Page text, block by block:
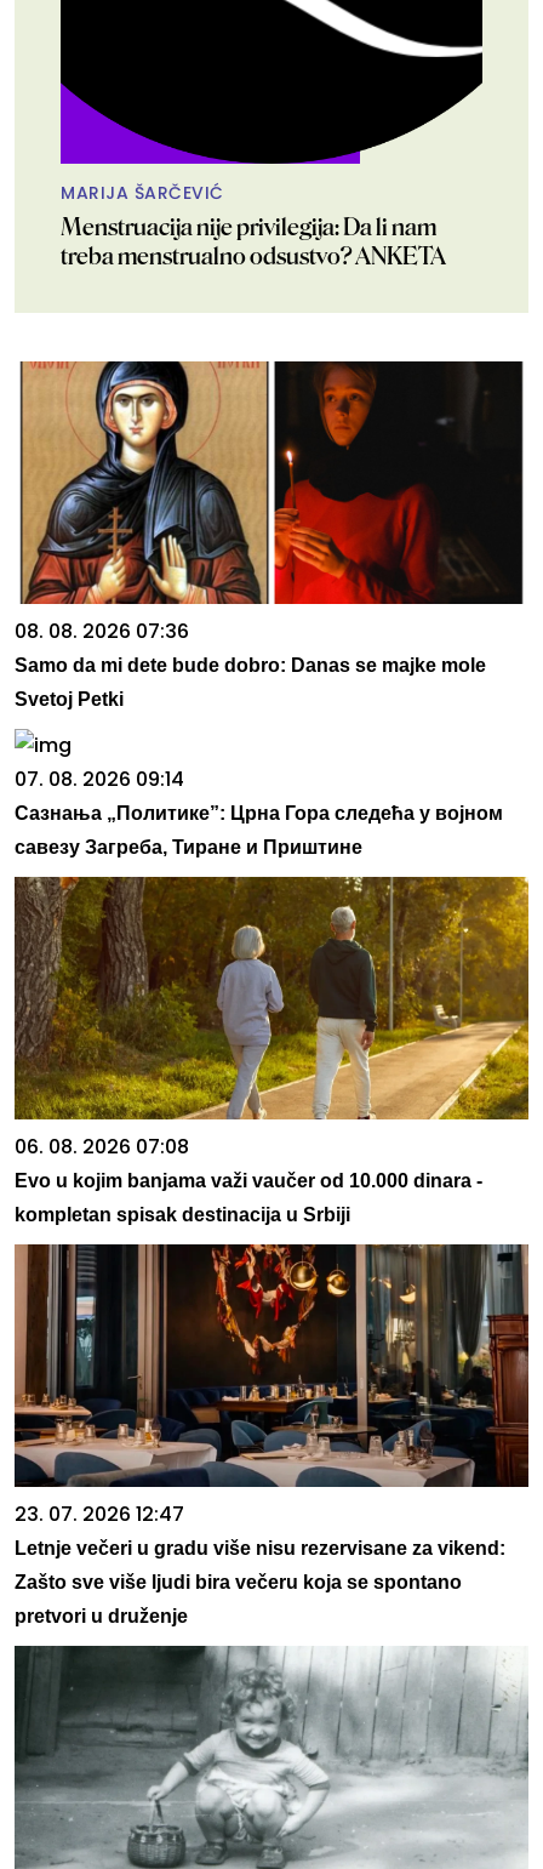
MARIJA ŠARČEVIĆ
Menstruacija nije privilegija: Da li nam
treba menstrualno odsustvo? ANKETA
08. 08. 2026 07:36
Samo da mi dete bude dobro: Danas se majke mole
Svetoj Petki
07. 08. 2026 09:14
Сазнања „Политике”: Црна Гора следећа у војном
савезу Загреба, Тиране и Приштине
06. 08. 2026 07:08
Evo u kojim banjama važi vaučer od 10.000 dinara -
kompletan spisak destinacija u Srbiji
23. 07. 2026 12:47
Letnje večeri u gradu više nisu rezervisane za vikend:
Zašto sve više ljudi bira večeru koja se spontano
pretvori u druženje